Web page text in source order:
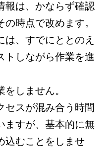
報は、かならず確認
時点で改めます。
は、すでにととのえ
トしながら作業を進
しません。
セスが混み合う時間
ますが、基本的に無
込むことをしませ